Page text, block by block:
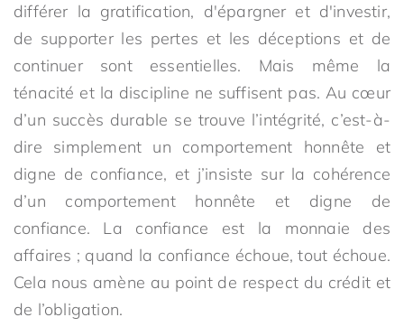
différer la gratification, d'épargner et d'investir,
de supporter les pertes et les déceptions et de
continuer sont essentielles. Mais même la
ténacité et la discipline ne suffisent pas. Au cœur
d’un succès durable se trouve l’intégrité, c’est-à-
dire simplement un comportement honnête et
digne de confiance, et j’insiste sur la cohérence
d’un comportement honnête et digne de
confiance. La confiance est la monnaie des
affaires ; quand la confiance échoue, tout échoue.
Cela nous amène au point de respect du crédit et
de l’obligation.